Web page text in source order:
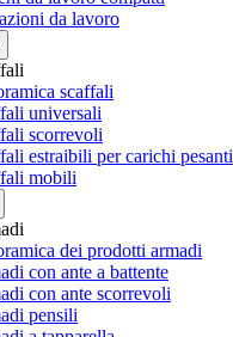
da lavoro
scaffali
universali
scorrevoli
estraibili per carichi pesanti
mobili
dei prodotti armadi
con ante a battente
con ante scorrevoli
pensili